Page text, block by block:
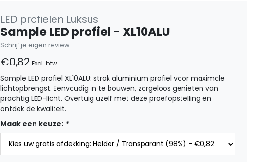
LED profielen Luksus
Sample LED profiel - XL10ALU
Schrijf je eigen review
€0,82 Excl. btw
Sample LED profiel XL10ALU: strak aluminium profiel voor maximale
lichtopbrengst. Eenvoudig in te bouwen, zorgeloos genieten van
prachtig LED-licht. Overtuig uzelf met deze proefopstelling en
ontdek de kwaliteit.
Maak een keuze: *